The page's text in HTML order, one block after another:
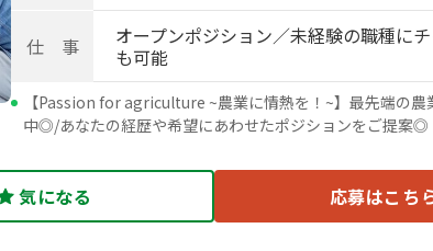
仕 事
オープンポジション／未経験の職種に
も可能
【Passion for agriculture ~農業に情熱を！~】最先端の農
中◎/あなたの経歴や希望にあわせたポジションをご提案◎
気になる 応募はこち